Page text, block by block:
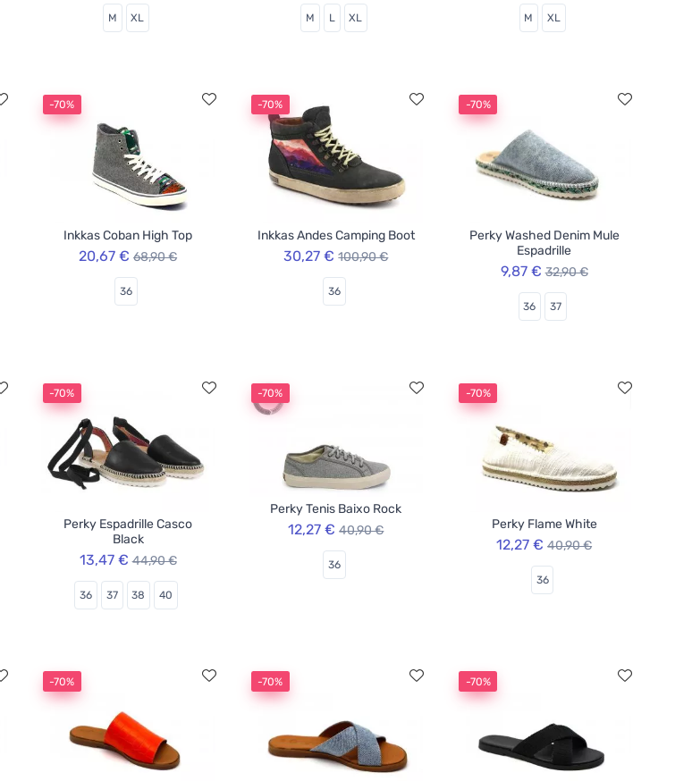
M XL M L XL M XL
-70%
Inkkas Coban High Top
20,67 € 68,90 €
36
-70%
Inkkas Andes Camping Boot
30,27 € 100,90 €
36
-70%
Perky Washed Denim Mule
Espadrille
9,87 € 32,90 €
36 37
-70%
Perky Espadrille Casco
Black
13,47 € 44,90 €
36 37 38 40
-70%
Perky Tenis Baixo Rock
12,27 € 40,90 €
36
-70%
Perky Flame White
12,27 € 40,90 €
36
-70% -70% -70%